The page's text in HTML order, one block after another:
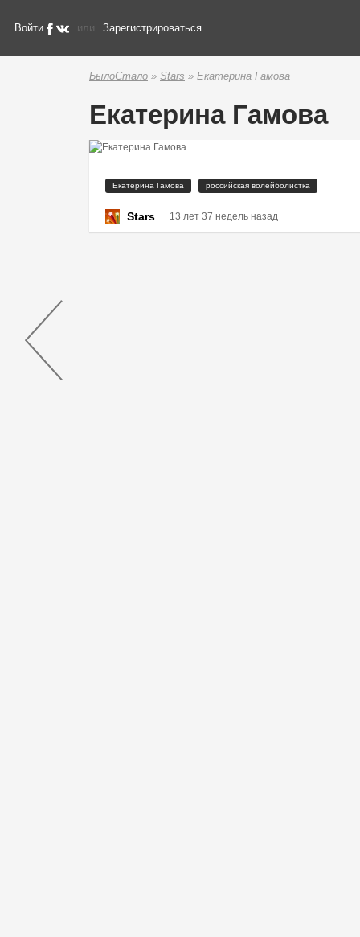
Войти или Зарегистрироваться
БылоСтало » Stars » Екатерина Гамова
Екатерина Гамова
Екатерина Гамова российская волейболистка
Stars 13 лет 37 недель назад